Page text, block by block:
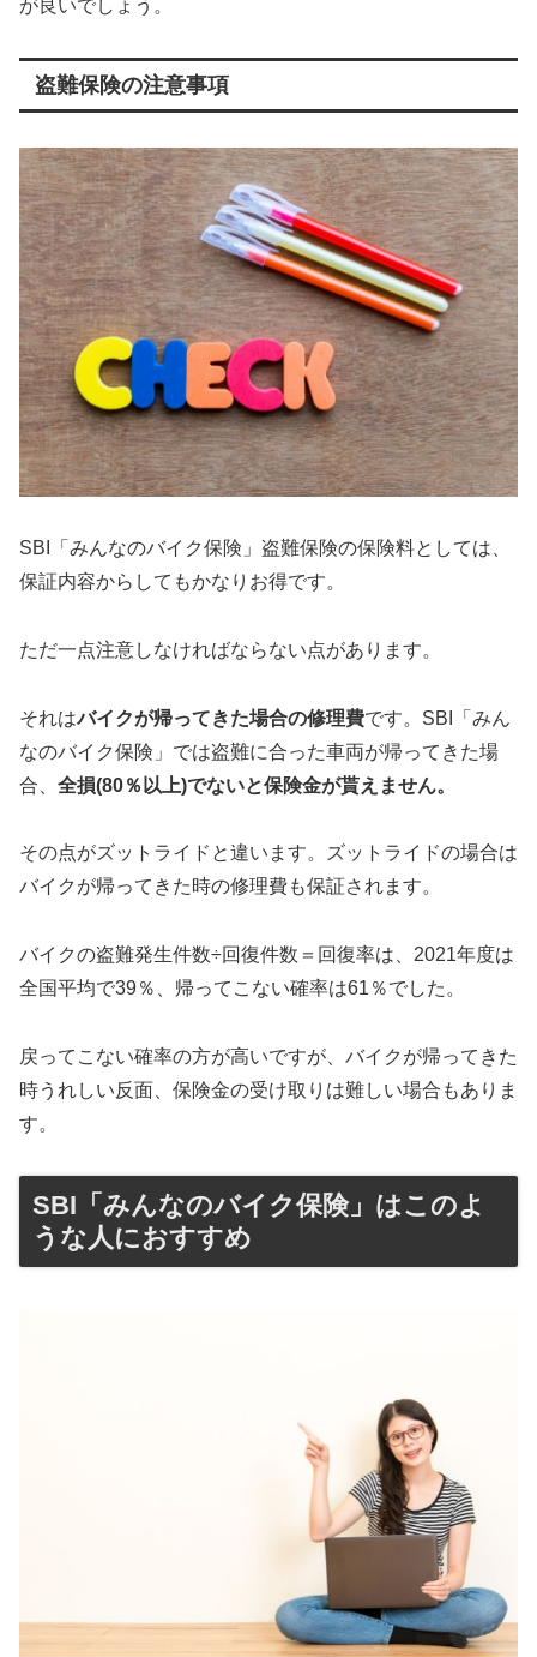
が良いでしょう。
盗難保険の注意事項
SBI「みんなのバイク保険」盗難保険の保険料としては、
保証内容からしてもかなりお得です。
ただ一点注意しなければならない点があります。
それはバイクが帰ってきた場合の修理費です。SBI「みん
なのバイク保険」では盗難に合った車両が帰ってきた場
合、 全損(80％以上)でないと保険金が貰えません。
その点がズットライドと違います。ズットライドの場合は
バイクが帰ってきた時の修理費も保証されます。
バイクの盗難発生件数÷回復件数＝回復率は、2021年度は
全国平均で39％、帰ってこない確率は61％でした。
戻ってこない確率の方が高いですが、バイクが帰ってきた
時うれしい反面、保険金の受け取りは難しい場合もありま
す。
SBI「みんなのバイク保険」はこのよ
うな人におすすめ